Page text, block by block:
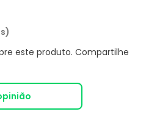
este produto. Compartilhe